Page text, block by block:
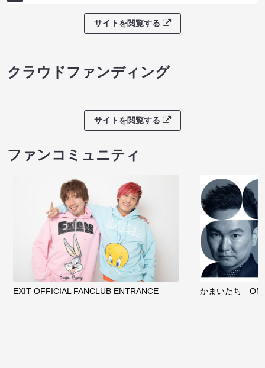
サイトを閲覧する
クラウドファンディング
サイトを閲覧する
ファンコミュニティ
EXIT OFFICIAL FANCLUB ENTRANCE かまいたち